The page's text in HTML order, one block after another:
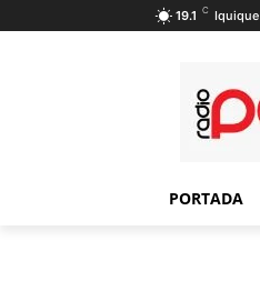
19.1 C Iquique
PORTADA